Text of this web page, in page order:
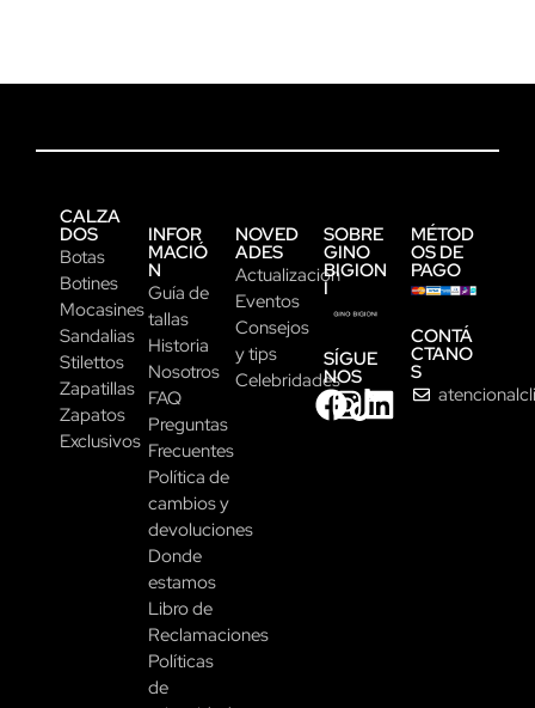
CALZA
DOS
Botas
Botines
Mocasines
Sandalias
Stilettos
Zapatillas
Zapatos
Exclusivos
INFOR
MACIÓ
N
Guía de
tallas
Historia
Nosotros
FAQ
Preguntas
Frecuentes
Política de
cambios y
devoluciones
Donde
estamos
Libro de
Reclamaciones
Políticas
de
NOVED
ADES
Actualización
Eventos
Consejos
y tips
Celebridades
SOBRE
GINO
BIGION
I
SÍGUE
NOS
MÉTOD
OS DE
PAGO
CONTÁ
CTANO
S